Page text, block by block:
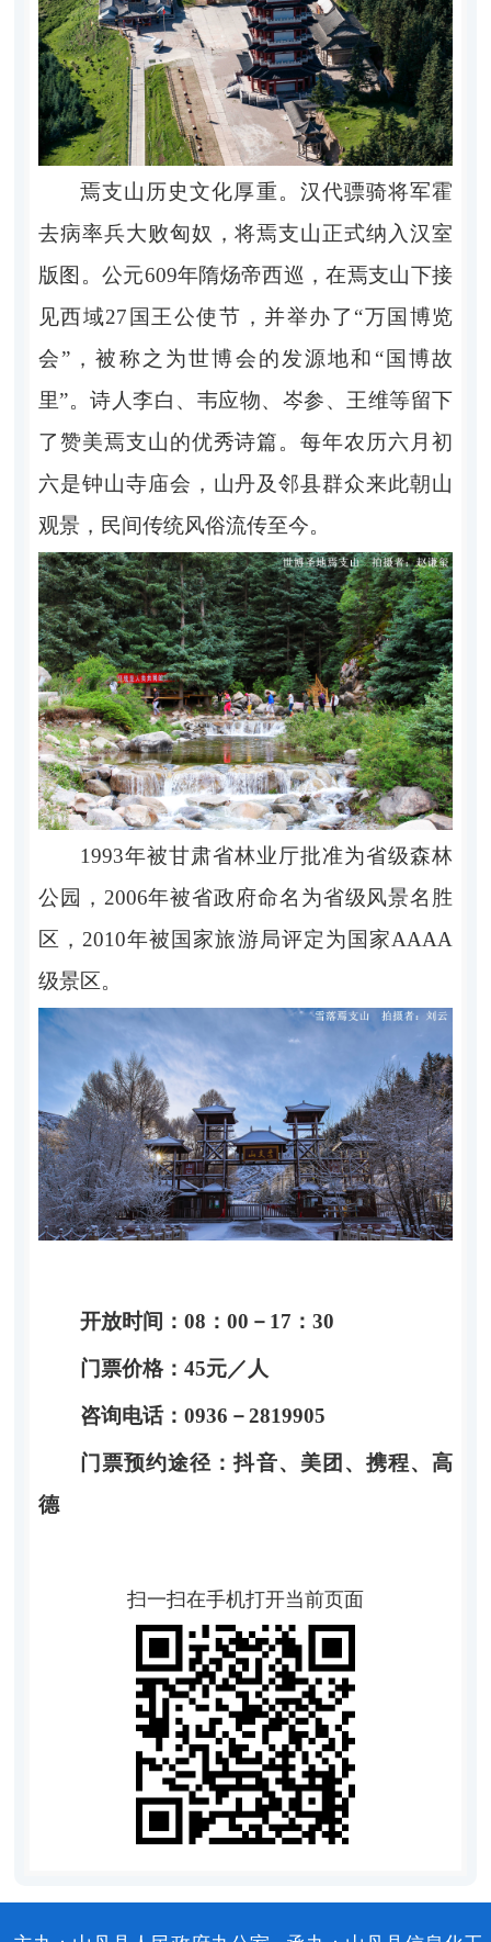
焉支山历史文化厚重。汉代骠骑将军霍
去病率兵大败匈奴，将焉支山正式纳入汉室
版图。公元609年隋炀帝西巡，在焉支山下接
见西域27 国王公使节，并举办了“万国博览
会”，被称之为世博会的发源地和“国博故
里”。诗人李白、韦应物、岑参、王维等留下
了赞美焉支山的优秀诗篇。每年农历六月初
六是钟山寺庙会，山丹及邻县群众来此朝山
观景，民间传统风俗流传至今。
1993年被甘肃省林业厅批准为省级森林
公园， 2006年被省政府命名为省级风景名胜
区， 2010年被国家旅游局评定为国家AAAA
级景区。
开放时间： 08：00－17：30
门票价格： 45元／人
咨询电话： 0936－2819905
门票预约途径：抖音、美团、携程、高
德
扫一扫在手机打开当前页面